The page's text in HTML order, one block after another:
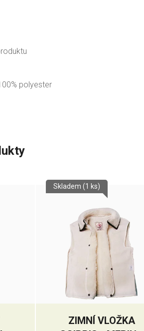
polyester
ZIMNÍ VLOŽKA
Skladem (1 ks)